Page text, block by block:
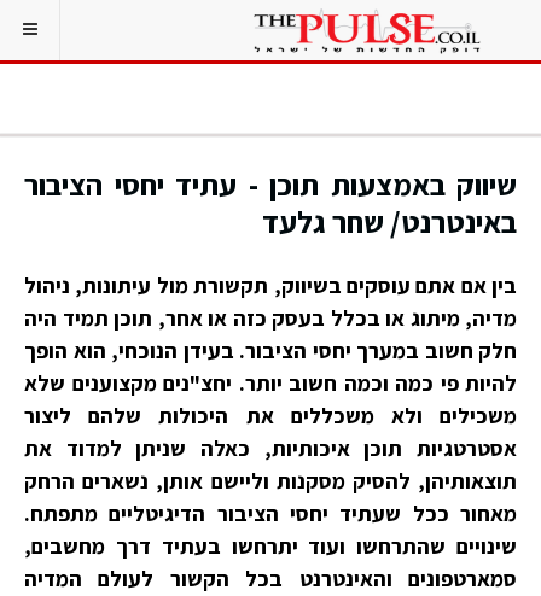
שיווק באמצעות תוכן - עתיד יחסי הציבור
באינטרנט/ שחר גלעד
בין אם אתם עוסקים בשיווק, תקשורת מול עיתונות, ניהול
מדיה, מיתוג או בכלל בעסק כזה או אחר, תוכן תמיד היה
חלק חשוב במערך יחסי הציבור. בעידן הנוכחי, הוא הופך
להיות פי כמה וכמה חשוב יותר. יחצ"נים מקצוענים שלא
משכילים ולא משכללים את היכולות שלהם ליצור
אסטרטגיות תוכן איכותיות, כאלה שניתן למדוד את
תוצאותיהן, להסיק מסקנות וליישם אותן, נשארים הרחק
מאחור ככל שעתיד יחסי הציבור הדיגיטליים מתפתח.
שינויים שהתרחשו ועוד יתרחשו בעתיד דרך מחשבים,
סמארטפונים והאינטרנט בכל הקשור לעולם המדיה